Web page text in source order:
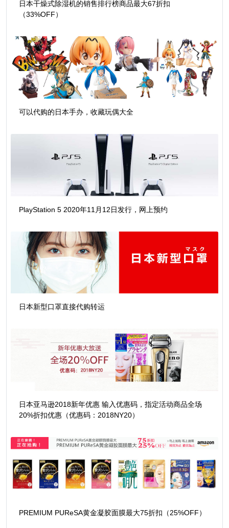
日本干燥式除湿机的销售排行榜商品最大67折扣
（33%OFF）
可以代购的日本手办，收藏玩偶大全
PlayStation 5 2020年11月12日发行，网上预约
日本新型口罩直接代购转运
日本亚马逊2018新年优惠 输入优惠码，指定活动商品全场
20%折扣优惠（优惠码：2018NY20）
PREMIUM PUReSA黄金凝胶面膜最大75折扣（25%OFF）